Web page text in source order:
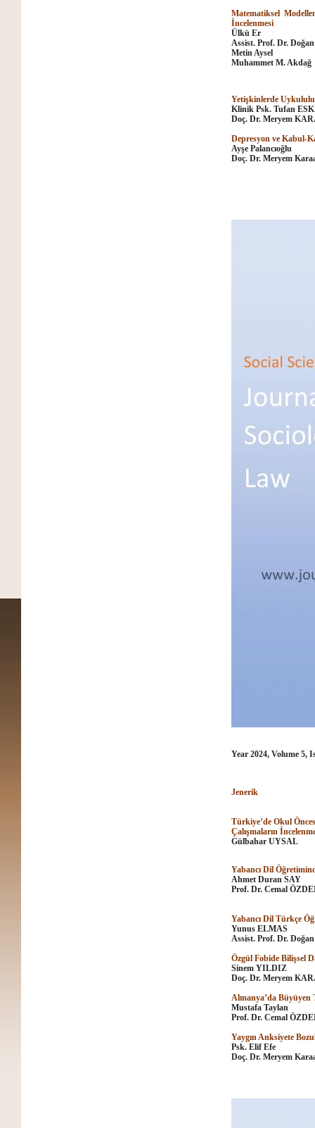
Matematiksel
İncelenmesi
Ülkü Er
Assist. Prof. Dr.
Metin Aysel
Muhammet M. Akdağ
Yetişkinlerde
Klinik Psk. Tufan
Doç. Dr. Meryem
Depresyon ve Kabul-
Ayşe Palancıoğlu
Doç. Dr. Meryem
Year 2024, Volume 5,
Jenerik
Türkiye’de Okul
Çalışmaların
Gülbahar UYSAL
Yabancı Dil
Ahmet Duran SAY
Prof. Dr. Cemal
Yabancı Dil Türkçe
Yunus ELMAS
Assist. Prof. Dr.
Özgül Fobide Bilişsel
Sinem YILDIZ
Doç. Dr. Meryem
Almanya’da Büyüyen
Mustafa Taylan
Prof. Dr. Cemal
Yaygın Anksiyete
Psk. Elif Efe
Doç. Dr. Meryem